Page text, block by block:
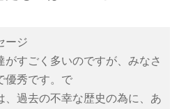
ージ
がすごく多いのですが、みなさ
優秀です。で
、過去の不幸な歴史の為に、あ